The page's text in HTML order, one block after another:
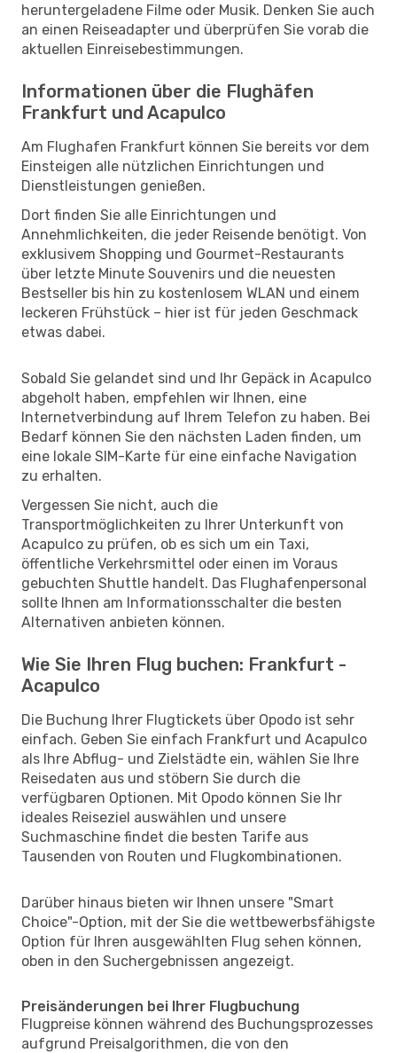
heruntergeladene Filme oder Musik. Denken Sie auch
an einen Reiseadapter und überprüfen Sie vorab die
aktuellen Einreisebestimmungen.
Informationen über die Flughäfen
Frankfurt und Acapulco
Am Flughafen Frankfurt können Sie bereits vor dem
Einsteigen alle nützlichen Einrichtungen und
Dienstleistungen genießen.
Dort finden Sie alle Einrichtungen und
Annehmlichkeiten, die jeder Reisende benötigt. Von
exklusivem Shopping und Gourmet-Restaurants
über letzte Minute Souvenirs und die neuesten
Bestseller bis hin zu kostenlosem WLAN und einem
leckeren Frühstück – hier ist für jeden Geschmack
etwas dabei.
Sobald Sie gelandet sind und Ihr Gepäck in Acapulco
abgeholt haben, empfehlen wir Ihnen, eine
Internetverbindung auf Ihrem Telefon zu haben. Bei
Bedarf können Sie den nächsten Laden finden, um
eine lokale SIM-Karte für eine einfache Navigation
zu erhalten.
Vergessen Sie nicht, auch die
Transportmöglichkeiten zu Ihrer Unterkunft von
Acapulco zu prüfen, ob es sich um ein Taxi,
öffentliche Verkehrsmittel oder einen im Voraus
gebuchten Shuttle handelt. Das Flughafenpersonal
sollte Ihnen am Informationsschalter die besten
Alternativen anbieten können.
Wie Sie Ihren Flug buchen: Frankfurt -
Acapulco
Die Buchung Ihrer Flugtickets über Opodo ist sehr
einfach. Geben Sie einfach Frankfurt und Acapulco
als Ihre Abflug- und Zielstädte ein, wählen Sie Ihre
Reisedaten aus und stöbern Sie durch die
verfügbaren Optionen. Mit Opodo können Sie Ihr
ideales Reiseziel auswählen und unsere
Suchmaschine findet die besten Tarife aus
Tausenden von Routen und Flugkombinationen.
Darüber hinaus bieten wir Ihnen unsere "Smart
Choice"-Option, mit der Sie die wettbewerbsfähigste
Option für Ihren ausgewählten Flug sehen können,
oben in den Suchergebnissen angezeigt.
Preisänderungen bei Ihrer Flugbuchung
Flugpreise können während des Buchungsprozesses
aufgrund Preisalgorithmen, die von den